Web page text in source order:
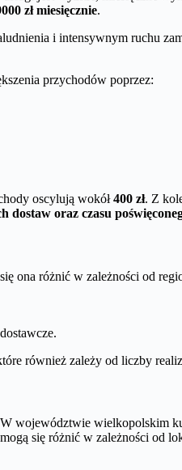
zł miesięcznie.
i intensywnym ruchu
przychodów poprzez:
oscylują wokół400 zł. Z
dostaw oraz czasu
ona różnić w zależności od
również zależy od liczby
województwie wielkopolskim
się różnić w zależności od